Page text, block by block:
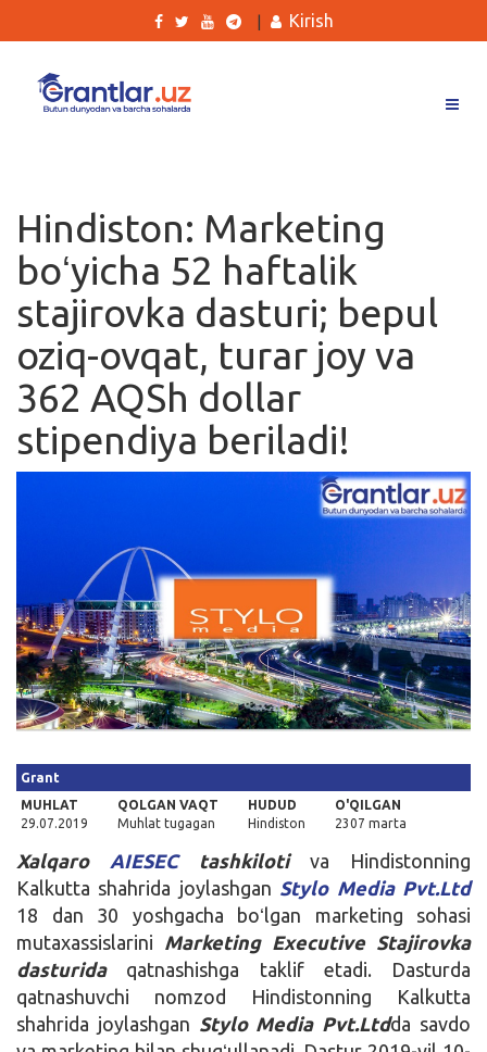
Ishlar
Kurslar
Blog
Yana
Kirish
Hindiston: Marketing
boʻyicha 52 haftalik
stajirovka dasturi; bepul
oziq-ovqat, turar joy va
362 AQSh dollar
stipendiya beriladi!
Grant
MUHLAT
29.07.2019
QOLGAN VAQT
Muhlat tugagan
HUDUD
Hindiston
O'QILGAN
2307 marta
Xalqaro AIESEC tashkilotiva Hindistonning
Kalkutta shahrida joylashgan Stylo Media Pvt.Ltd
18 dan 30 yoshgacha boʻlgan marketing sohasi
mutaxassislarini Marketing Executive Stajirovka
dasturidaqatnashishga taklif etadi. Dasturda
qatnashuvchi nomzod Hindistonning Kalkutta
shahrida joylashgan Stylo Media Pvt.Ltdda savdo